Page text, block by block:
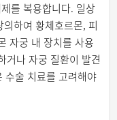
를 복용합니다. 일상
하여 황체호르몬, 피
자궁 내 장치를 사용
거나 자궁 질환이 발견
수술 치료를 고려해야